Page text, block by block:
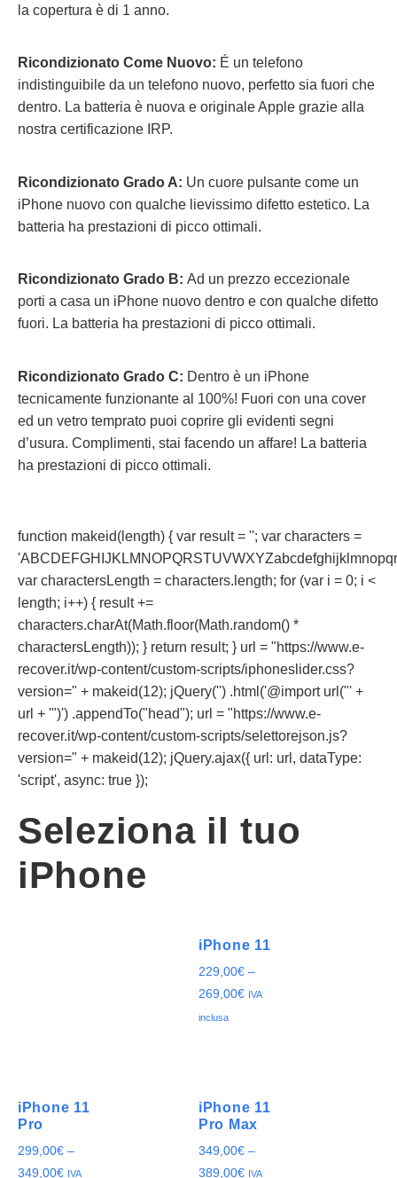
la copertura è di 1 anno.
Ricondizionato Come Nuovo: É un telefono
indistinguibile da un telefono nuovo, perfetto sia fuori che
dentro. La batteria è nuova e originale Apple grazie alla
nostra certificazione IRP.
Ricondizionato Grado A: Un cuore pulsante come un
iPhone nuovo con qualche lievissimo difetto estetico. La
batteria ha prestazioni di picco ottimali.
Ricondizionato Grado B: Ad un prezzo eccezionale
porti a casa un iPhone nuovo dentro e con qualche difetto
fuori. La batteria ha prestazioni di picco ottimali.
Ricondizionato Grado C: Dentro è un iPhone
tecnicamente funzionante al 100%! Fuori con una cover
ed un vetro temprato puoi coprire gli evidenti segni
d’usura. Complimenti, stai facendo un affare! La batteria
ha prestazioni di picco ottimali.
function makeid(length) { var result = ''; var characters =
var charactersLength = characters.length; for (var i = 0; i <
length; i++) { result +=
characters.charAt(Math.floor(Math.random() *
charactersLength)); } return result; } url = "https://www.e-
recover.it/wp-content/custom-scripts/iphoneslider.css?
version=" + makeid(12); jQuery('') .html('@import url("' +
url + '")') .appendTo("head"); url = "https://www.e-
recover.it/wp-content/custom-scripts/selettorejson.js?
version=" + makeid(12); jQuery.ajax({ url: url, dataType:
'script', async: true });
Seleziona il tuo
iPhone
iPhone 11
229,00€ –
269,00€ IVA
inclusa
iPhone 11
Pro
299,00€ –
349,00€ IVA
iPhone 11
Pro Max
349,00€ –
389,00€ IVA